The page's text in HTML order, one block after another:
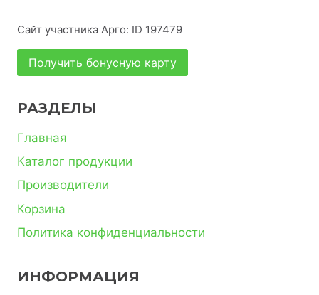
Сайт участника Арго: ID 197479
Получить бонусную карту
РАЗДЕЛЫ
Главная
Каталог продукции
Производители
Корзина
Политика конфиденциальности
ИНФОРМАЦИЯ